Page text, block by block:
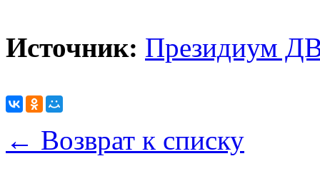
Источник: Президиум
← Возврат к списку